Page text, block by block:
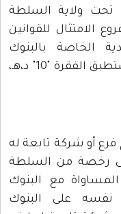
تحت ولاية السلطة
الامتثال للقوانين
الخاصة بالبنوك
الأجنبية استناداً إلى ميثاق "بازل " ستطبق الفقرة "10" د،هـ،
فرع أو شركة تابعة له
رخصة من السلطة
مع البنوك
نفسه على البنوك